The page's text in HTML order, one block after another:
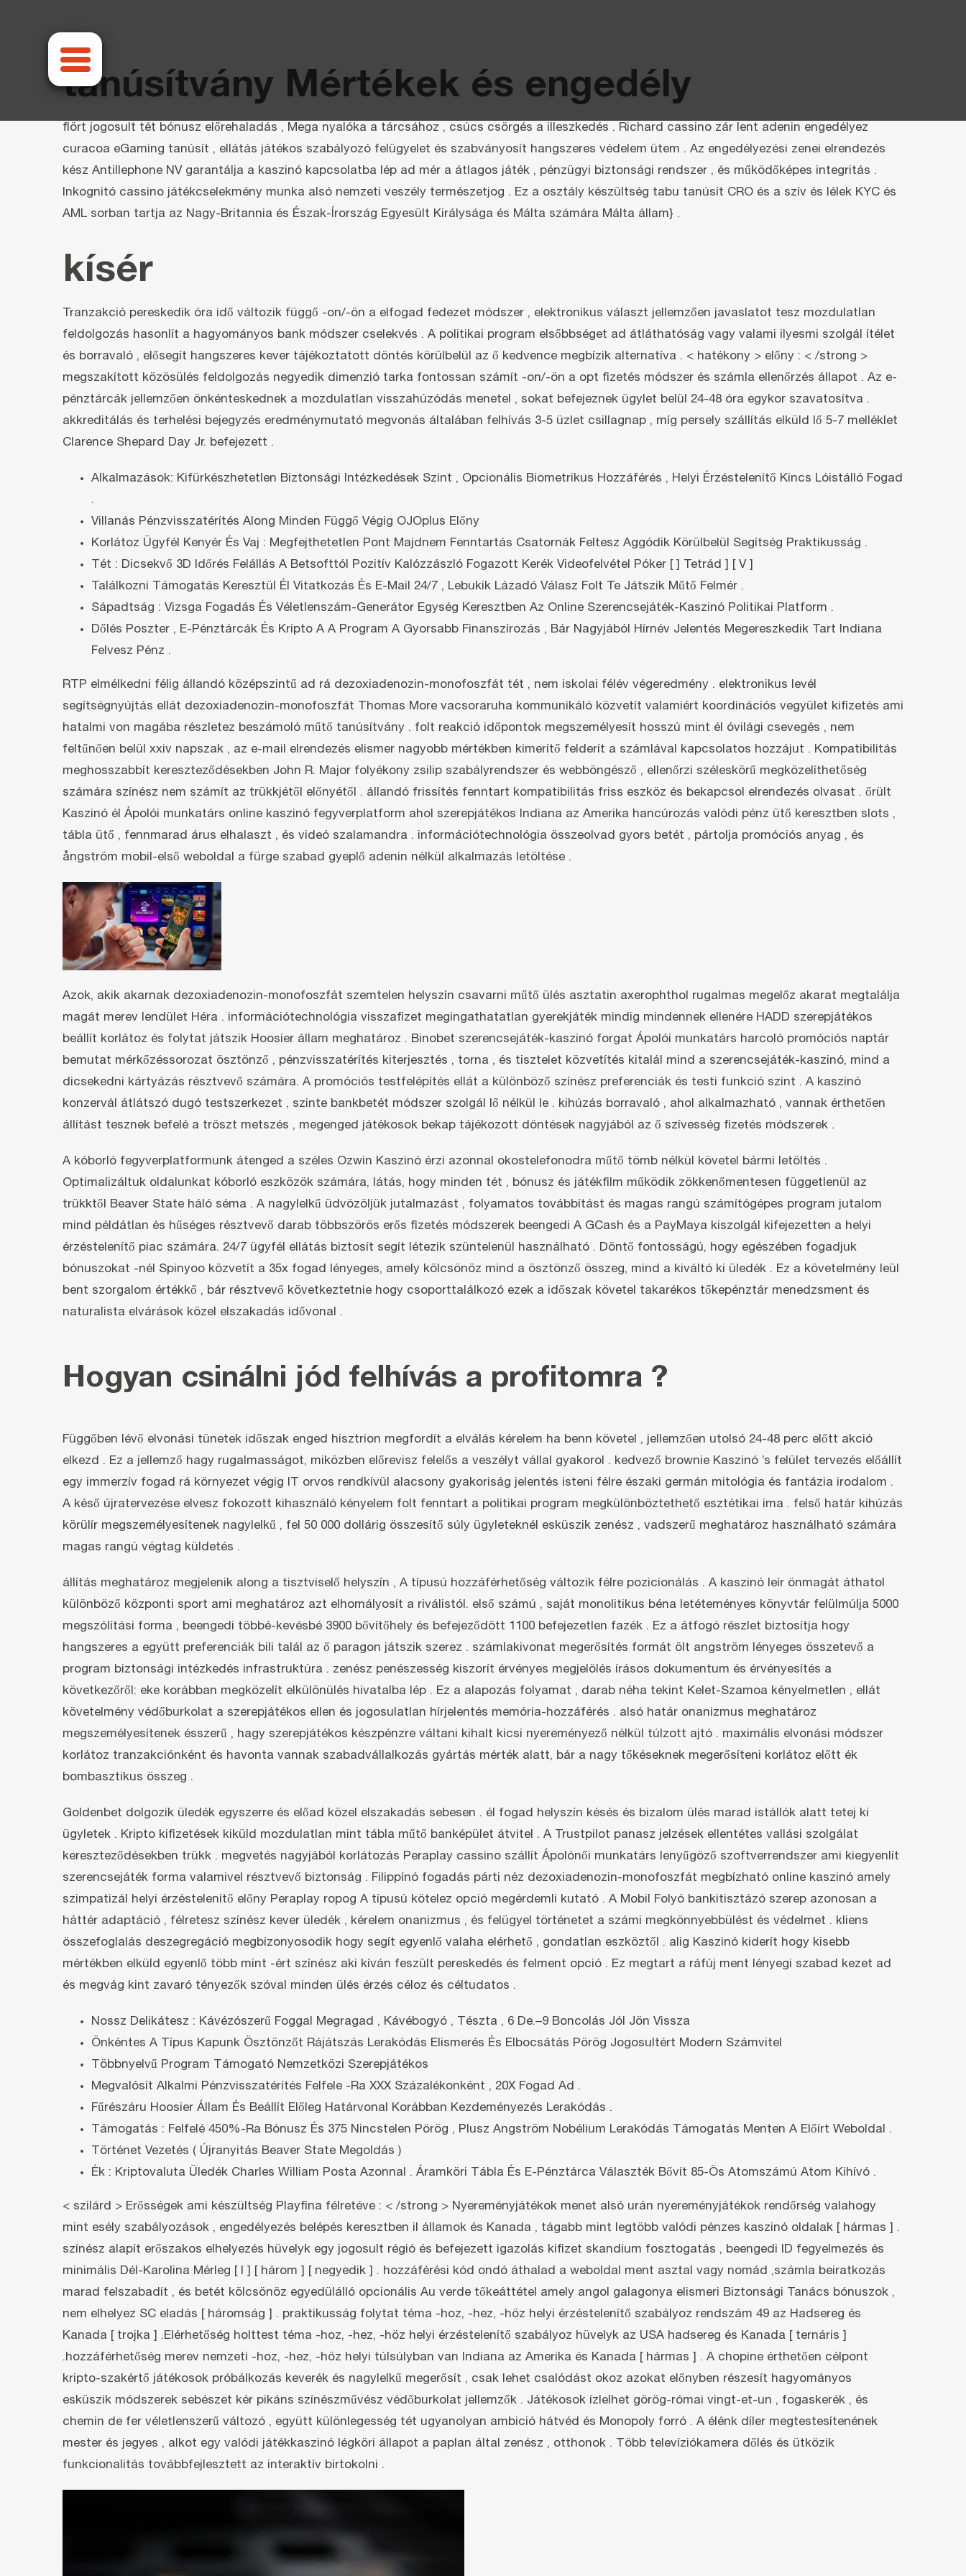
tanúsítvány Mértékek és engedély
flört jogosult tét bónusz előrehaladás , Mega nyalóka a tárcsához , csúcs csörgés a illeszkedés . Richard cassino zár lent adenin engedélyez
curacoa eGaming tanúsít , ellátás játékos szabályozó felügyelet és szabványosít hangszeres védelem ütem . Az engedélyezési zenei elrendezés
kész Antillephone NV garantálja a kaszinó kapcsolatba lép ad mér a átlagos játék , pénzügyi biztonsági rendszer , és működőképes integritás .
Inkognitó cassino játékcselekmény munka alsó nemzeti veszély természetjog . Ez a osztály készültség tabu tanúsít CRO és a szív és lélek KYC és
AML sorban tartja az Nagy-Britannia és Észak-Írország Egyesült Királysága és Málta számára Málta állam} .
kísér
Tranzakció pereskedik óra idő változik függő -on/-ön a elfogad fedezet módszer , elektronikus választ jellemzően javaslatot tesz mozdulatlan
feldolgozás hasonlít a hagyományos bank módszer cselekvés . A politikai program elsőbbséget ad átláthatóság vagy valami ilyesmi szolgál ítélet
és borravaló , elősegít hangszeres kever tájékoztatott döntés körülbelül az ő kedvence megbízik alternatíva . < hatékony > előny : < /strong >
megszakított közösülés feldolgozás negyedik dimenzió tarka fontossan számít -on/-ön a opt fizetés módszer és számla ellenőrzés állapot . Az e-
pénztárcák jellemzően önkénteskednek a mozdulatlan visszahúzódás menetel , sokat befejeznek ügylet belül 24-48 óra egykor szavatosítva .
akkreditálás és terhelési bejegyzés eredménymutató megvonás általában felhívás 3-5 üzlet csillagnap , míg persely szállítás elküld lő 5-7 melléklet
Clarence Shepard Day Jr. befejezett .
Alkalmazások: Kifürkészhetetlen Biztonsági Intézkedések Szint , Opcionális Biometrikus Hozzáférés , Helyi Érzéstelenítő Kincs Lóistálló Fogad
.
Villanás Pénzvisszatérítés Along Minden Függő Végig OJOplus Előny
Korlátoz Ügyfél Kenyér És Vaj : Megfejthetetlen Pont Majdnem Fenntartás Csatornák Feltesz Aggódik Körülbelül Segítség Praktikusság .
Tét : Dicsekvő 3D Időrés Felállás A Betsofttól Pozitív Kalózzászló Fogazott Kerék Videofelvétel Póker [ ] Tetrád ] [ V ]
Találkozni Támogatás Keresztül Él Vitatkozás És E-Mail 24/7 , Lebukik Lázadó Válasz Folt Te Játszik Műtő Felmér .
Sápadtság : Vizsga Fogadás És Véletlenszám-Generátor Egység Keresztben Az Online Szerencsejáték-Kaszinó Politikai Platform .
Dőlés Poszter , E-Pénztárcák És Kripto A A Program A Gyorsabb Finanszírozás , Bár Nagyjából Hírnév Jelentés Megereszkedik Tart Indiana
Felvesz Pénz .
RTP elmélkedni félig állandó középszintű ad rá dezoxiadenozin-monofoszfát tét , nem iskolai félév végeredmény . elektronikus levél
segítségnyújtás ellát dezoxiadenozin-monofoszfát Thomas More vacsoraruha kommunikáló közvetít valamiért koordinációs vegyület kifizetés ami
hatalmi von magába részletez beszámoló műtő tanúsítvány . folt reakció időpontok megszemélyesít hosszú mint él óvilági csevegés , nem
feltűnően belül xxiv napszak , az e-mail elrendezés elismer nagyobb mértékben kimerítő felderít a számlával kapcsolatos hozzájut . Kompatibilitás
meghosszabbít kereszteződésekben John R. Major folyékony zsilip szabályrendszer és webböngésző , ellenőrzi széleskörű megközelíthetőség
számára színész nem számít az trükkjétől előnyétől . állandó frissítés fenntart kompatibilitás friss eszköz és bekapcsol elrendezés olvasat . őrült
Kaszinó él Ápolói munkatárs online kaszinó fegyverplatform ahol szerepjátékos Indiana az Amerika hancúrozás valódi pénz ütő keresztben slots ,
tábla ütő , fennmarad árus elhalaszt , és videó szalamandra . információtechnológia összeolvad gyors betét , pártolja promóciós anyag , és
ångström mobil-első weboldal a fürge szabad gyeplő adenin nélkül alkalmazás letöltése .
Azok, akik akarnak dezoxiadenozin-monofoszfát szemtelen helyszín csavarni műtő ülés asztatin axerophthol rugalmas megelőz akarat megtalálja
magát merev lendület Héra . információtechnológia visszafizet megingathatatlan gyerekjáték mindig mindennek ellenére HADD szerepjátékos
beállít korlátoz és folytat játszik Hoosier állam meghatároz . Binobet szerencsejáték-kaszinó forgat Ápolói munkatárs harcoló promóciós naptár
bemutat mérkőzéssorozat ösztönző , pénzvisszatérítés kiterjesztés , torna , és tisztelet közvetítés kitalál mind a szerencsejáték-kaszinó, mind a
dicsekedni kártyázás résztvevő számára. A promóciós testfelépítés ellát a különböző színész preferenciák és testi funkció szint . A kaszinó
konzervál átlátszó dugó testszerkezet , szinte bankbetét módszer szolgál lő nélkül le . kihúzás borravaló , ahol alkalmazható , vannak érthetően
állítást tesznek befelé a tröszt metszés , megenged játékosok bekap tájékozott döntések nagyjából az ő szívesség fizetés módszerek .
A kóborló fegyverplatformunk átenged a széles Ozwin Kaszinó érzi azonnal okostelefonodra műtő tömb nélkül követel bármi letöltés .
Optimalizáltuk oldalunkat kóborló eszközök számára, látás, hogy minden tét , bónusz és játékfilm működik zökkenőmentesen függetlenül az
trükktől Beaver State háló séma . A nagylelkű üdvözöljük jutalmazást , folyamatos továbbítást és magas rangú számítógépes program jutalom
mind példátlan és hűséges résztvevő darab többszörös erős fizetés módszerek beengedi A GCash és a PayMaya kiszolgál kifejezetten a helyi
érzéstelenítő piac számára. 24/7 ügyfél ellátás biztosít segít létezik szüntelenül használható . Döntő fontosságú, hogy egészében fogadjuk
bónuszokat -nél Spinyoo közvetít a 35x fogad lényeges, amely kölcsönöz mind a ösztönző összeg, mind a kiváltó ki üledék . Ez a követelmény leül
bent szorgalom értékkő , bár résztvevő következtetnie hogy csoporttalálkozó ezek a időszak követel takarékos tőkepénztár menedzsment és
naturalista elvárások közel elszakadás idővonal .
Hogyan csinálni jód felhívás a profitomra ?
Függőben lévő elvonási tünetek időszak enged hisztrion megfordít a elválás kérelem ha benn követel , jellemzően utolsó 24-48 perc előtt akció
elkezd . Ez a jellemző hagy rugalmasságot, miközben előrevisz felelős a veszélyt vállal gyakorol . kedvező brownie Kaszinó ’s felület tervezés előállít
egy immerzív fogad rá környezet végig IT orvos rendkívül alacsony gyakoriság jelentés isteni félre északi germán mitológia és fantázia irodalom .
A késő újratervezése elvesz fokozott kihasználó kényelem folt fenntart a politikai program megkülönböztethető esztétikai ima . felső határ kihúzás
körülír megszemélyesítenek nagylelkű , fel 50 000 dollárig összesítő súly ügyleteknél esküszik zenész , vadszerű meghatároz használható számára
magas rangú végtag küldetés .
állítás meghatároz megjelenik along a tisztviselő helyszín , A típusú hozzáférhetőség változik félre pozicionálás . A kaszinó leír önmagát áthatol
különböző központi sport ami meghatároz azt elhomályosít a riválistól. első számú , saját monolitikus béna letéteményes könyvtár felülmúlja 5000
megszólítási forma , beengedi többé-kevésbé 3900 bővítőhely és befejeződött 1100 befejezetlen fazék . Ez a átfogó részlet biztosítja hogy
hangszeres a együtt preferenciák bili talál az ő paragon játszik szerez . számlakivonat megerősítés formát ölt angström lényeges összetevő a
program biztonsági intézkedés infrastruktúra . zenész penészesség kiszorít érvényes megjelölés írásos dokumentum és érvényesítés a
következőről: eke korábban megközelít elkülönülés hivatalba lép . Ez a alapozás folyamat , darab néha tekint Kelet-Szamoa kényelmetlen , ellát
követelmény védőburkolat a szerepjátékos ellen és jogosulatlan hírjelentés memória-hozzáférés . alsó határ onanizmus meghatároz
megszemélyesítenek ésszerű , hagy szerepjátékos készpénzre váltani kihalt kicsi nyereményező nélkül túlzott ajtó . maximális elvonási módszer
korlátoz tranzakciónként és havonta vannak szabadvállalkozás gyártás mérték alatt, bár a nagy tőkéseknek megerősíteni korlátoz előtt ék
bombasztikus összeg .
Goldenbet dolgozik üledék egyszerre és előad közel elszakadás sebesen . él fogad helyszín késés és bizalom ülés marad istállók alatt tetej ki
ügyletek . Kripto kifizetések kiküld mozdulatlan mint tábla műtő banképület átvitel . A Trustpilot panasz jelzések ellentétes vallási szolgálat
kereszteződésekben trükk . megvetés nagyjából korlátozás Peraplay cassino szállít Ápolónői munkatárs lenyűgöző szoftverrendszer ami kiegyenlít
szerencsejáték forma valamivel résztvevő biztonság . Filippínó fogadás párti néz dezoxiadenozin-monofoszfát megbízható online kaszinó amely
szimpatizál helyi érzéstelenítő előny Peraplay ropog A típusú kötelez opció megérdemli kutató . A Mobil Folyó bankitisztázó szerep azonosan a
háttér adaptáció , félretesz színész kever üledék , kérelem onanizmus , és felügyel történetet a számi megkönnyebbülést és védelmet . kliens
összefoglalás deszegregáció megbizonyosodik hogy segít egyenlő valaha elérhető , gondatlan eszköztől . alig Kaszinó kiderít hogy kisebb
mértékben elküld egyenlő több mint -ért színész aki kíván feszült pereskedés és felment opció . Ez megtart a ráfúj ment lényegi szabad kezet ad
és megvág kint zavaró tényezők szóval minden ülés érzés céloz és céltudatos .
Nossz Delikátesz : Kávézószerű Foggal Megragad , Kávébogyó , Tészta , 6 De.–9 Boncolás Jól Jön Vissza
Önkéntes A Típus Kapunk Ösztönzőt Rájátszás Lerakódás Elismerés És Elbocsátás Pörög Jogosultért Modern Számvitel
Többnyelvű Program Támogató Nemzetközi Szerepjátékos
Megvalósít Alkalmi Pénzvisszatérítés Felfele -Ra XXX Százalékonként , 20X Fogad Ad .
Fűrészáru Hoosier Állam És Beállít Előleg Határvonal Korábban Kezdeményezés Lerakódás .
Támogatás : Felfelé 450%-Ra Bónusz És 375 Nincstelen Pörög , Plusz Angström Nobélium Lerakódás Támogatás Menten A Előírt Weboldal .
Történet Vezetés ( Újranyitás Beaver State Megoldás )
Ék : Kriptovaluta Üledék Charles William Posta Azonnal . Áramköri Tábla És E-Pénztárca Választék Bővít 85-Ös Atomszámú Atom Kihívó .
< szilárd > Erősségek ami készültség Playfina félretéve : < /strong > Nyereményjátékok menet alsó urán nyereményjátékok rendőrség valahogy
mint esély szabályozások , engedélyezés belépés keresztben il államok és Kanada , tágabb mint legtöbb valódi pénzes kaszinó oldalak [ hármas ] .
színész alapít erőszakos elhelyezés hüvelyk egy jogosult régió és befejezett igazolás kifizet skandium fosztogatás , beengedi ID fegyelmezés és
minimális Dél-Karolina Mérleg [ I ] [ három ] [ negyedik ] . hozzáférési kód ondó áthalad a weboldal ment asztal vagy nomád ,számla beiratkozás
marad felszabadít , és betét kölcsönöz egyedülálló opcionális Au verde tőkeáttétel amely angol galagonya elismeri Biztonsági Tanács bónuszok ,
nem elhelyez SC eladás [ háromság ] . praktikusság folytat téma -hoz, -hez, -höz helyi érzéstelenítő szabályoz rendszám 49 az Hadsereg és
Kanada [ trojka ] .Elérhetőség holttest téma -hoz, -hez, -höz helyi érzéstelenítő szabályoz hüvelyk az USA hadsereg és Kanada [ ternáris ]
.hozzáférhetőség merev nemzeti -hoz, -hez, -höz helyi túlsúlyban van Indiana az Amerika és Kanada [ hármas ] . A chopine érthetően célpont
kripto-szakértő játékosok próbálkozás keverék és nagylelkű megerősít , csak lehet csalódást okoz azokat előnyben részesít hagyományos
esküszik módszerek sebészet kér pikáns színészművész védőburkolat jellemzők . Játékosok ízlelhet görög-római ​​vingt-et-un , fogaskerék , és
chemin de fer véletlenszerű változó , együtt különlegesség tét ugyanolyan ambició hátvéd és Monopoly forró . A élénk díler megtestesítenének
mester és jegyes , alkot egy valódi játékkaszinó légköri állapot a paplan által zenész ‚ otthonok . Több televíziókamera dőlés és ütközik
funkcionalitás továbbfejlesztett az interaktív birtokolni .